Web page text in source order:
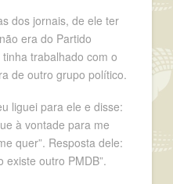
dos jornais, de ele ter
era do Partido
trabalhado com o
de outro grupo político.
liguei para ele e disse:
à vontade para me
quer”. Resposta dele:
existe outro PMDB”.